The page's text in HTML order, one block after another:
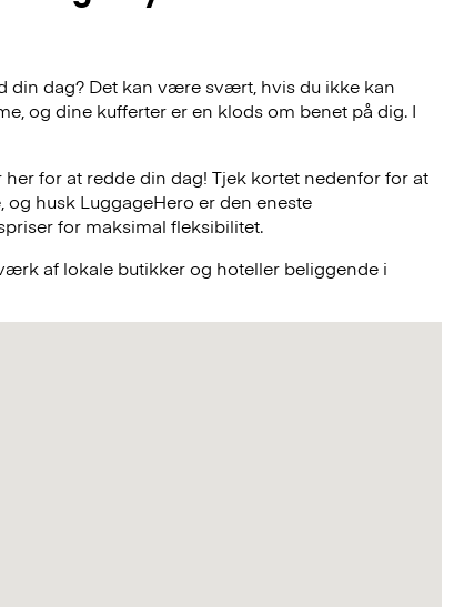
din dag? Det kan være svært, hvis du ikke kan
og dine kufferter er en klods om benet på dig. I
for at redde din dag! Tjek kortet nedenfor for at
husk LuggageHero er den eneste
for maksimal fleksibilitet.
af lokale butikker og hoteller beliggende i